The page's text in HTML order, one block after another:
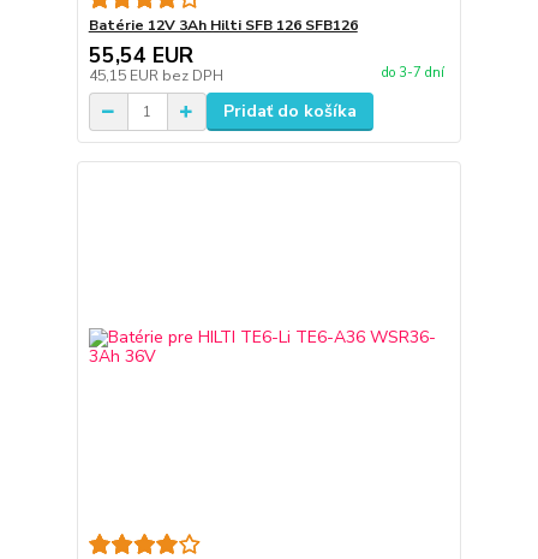
Batérie 12V 3Ah Hilti SFB 126 SFB126
55,54 EUR
45,15 EUR bez DPH do 3-7 dní
Pridať do košíka